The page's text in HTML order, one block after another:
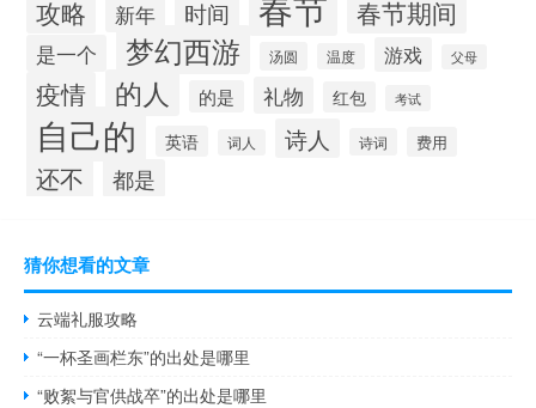
攻略 新年 时间 春节期间
是一个 梦幻西游 汤圆 温度 游戏 父母
疫情 的人 的是 礼物 红包 考试
自己的 英语 词人 诗人 诗词 费用
还不 都是
猜你想看的文章
云端礼服攻略
“一杯圣画栏东”的出处是哪里
“败絮与官供战卒”的出处是哪里